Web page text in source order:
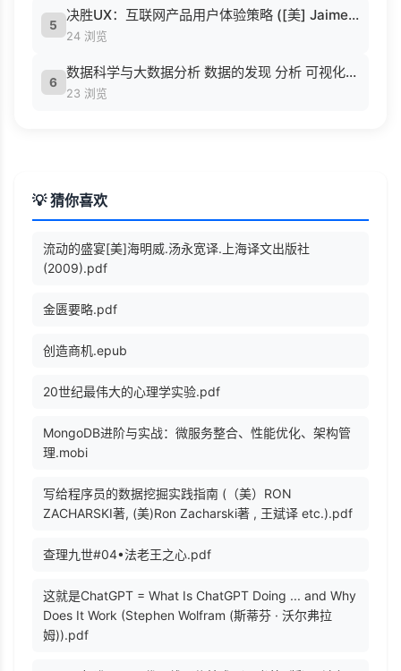
5
决胜UX：互联网产品用户体验策略 ([美] Jaime Levy [[美] Jaime Levy]).epub
24 浏览
6
数据科学与大数据分析 数据的发现 分析 可视化与表示 ( etc.).epub
23 浏览
💡 猜你喜欢
流动的盛宴[美]海明威.汤永宽译.上海译文出版社
(2009).pdf
金匮要略.pdf
创造商机.epub
20世纪最伟大的心理学实验.pdf
MongoDB进阶与实战：微服务整合、性能优化、架构管
理.mobi
写给程序员的数据挖掘实践指南 (（美）RON
ZACHARSKI著, (美)Ron Zacharski著 , 王斌译 etc.).pdf
查理九世#04•法老王之心.pdf
这就是ChatGPT = What Is ChatGPT Doing ... and Why
Does It Work (Stephen Wolfram (斯蒂芬 · 沃尔弗拉
姆)).pdf